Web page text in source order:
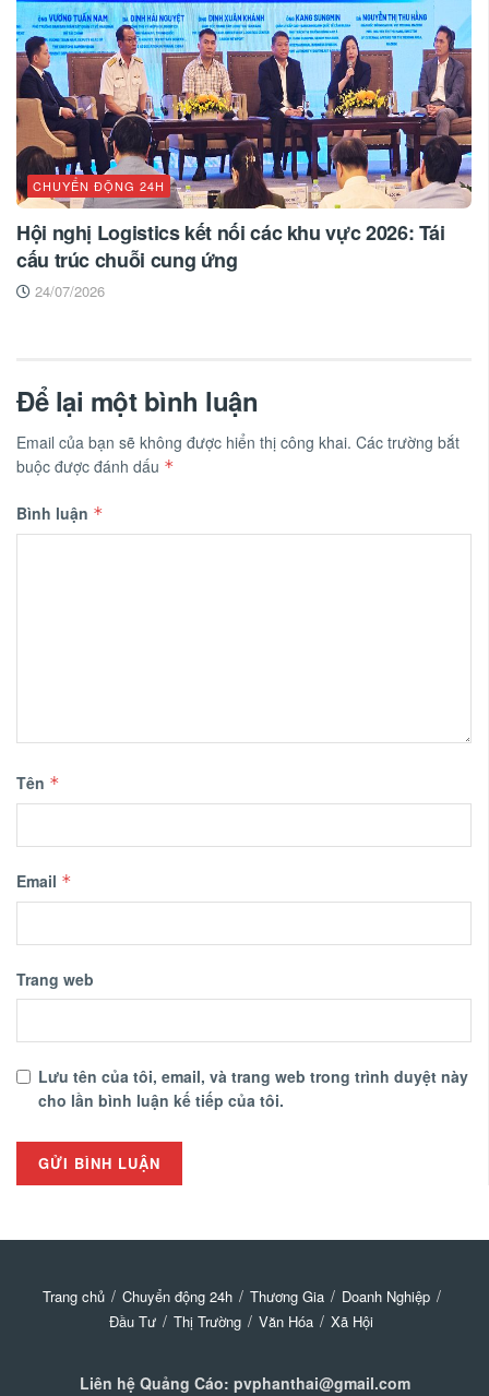
CHUYỂN ĐỘNG 24H
Hội nghị Logistics kết nối các khu vực 2026: Tái
cấu trúc chuỗi cung ứng
24/07/2026
Để lại một bình luận
Email của bạn sẽ không được hiển thị công khai. Các trường bắt
buộc được đánh dấu *
Bình luận *
Tên *
Email *
Trang web
Lưu tên của tôi, email, và trang web trong trình duyệt này
cho lần bình luận kế tiếp của tôi.
Trang chủ Chuyển động 24h Thương Gia
Doanh Nghiệp
Đầu Tư
Thị Trường Văn Hóa Xã Hội
Liên hệ Quảng Cáo: pvphanthai@gmail.com